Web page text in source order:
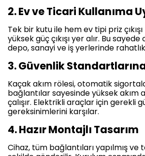
2. Ev ve Ticari Kullanıma
Tek bir kutu ile hem ev tipi priz
yüksek güç çıkışı yer alır. Bu
depo, sanayi ve iş yerlerinde
3. Güvenlik
Kaçak akım rölesi, otomatik
bağlantılar sayesinde yüksek akım
çalışır. Elektrikli araçlar için gerekli
gereksinimlerini karşılar.
4. Hazır Montajlı Tasarım
Cihaz, tüm bağlantıları yapılmış ve